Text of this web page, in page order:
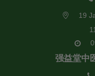
19
强益堂中